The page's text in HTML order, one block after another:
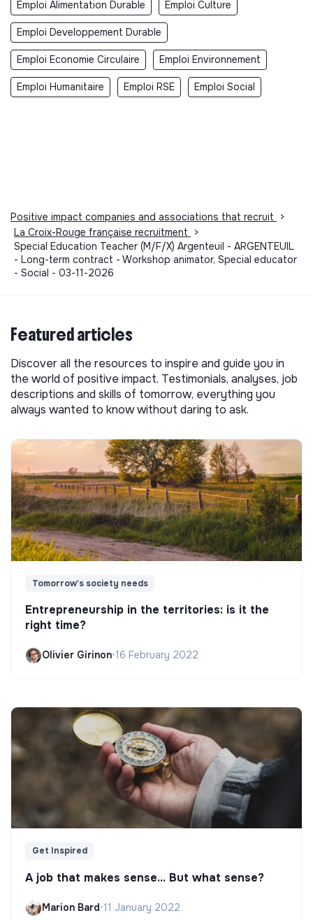
Emploi Alimentation Durable Emploi Culture
Emploi Developpement Durable
Emploi Economie Circulaire Emploi Environnement
Emploi Humanitaire Emploi RSE Emploi Social
Positive impact companies and associations that recruit
>
La Croix-Rouge française recruitment
>
Special Education Teacher (M/F/X) Argenteuil - ARGENTEUIL
- Long-term contract - Workshop animator, Special educator
- Social - 03-11-2026
Featured articles
Discover all the resources to inspire and guide you in
the world of positive impact. Testimonials, analyses, job
descriptions and skills of tomorrow, everything you
always wanted to know without daring to ask.
Tomorrow's society needs
Entrepreneurship in the territories: is it the
right time?
Olivier Girinon•16 February 2022
Get Inspired
A job that makes sense... But what sense?
Marion Bard•11 January 2022